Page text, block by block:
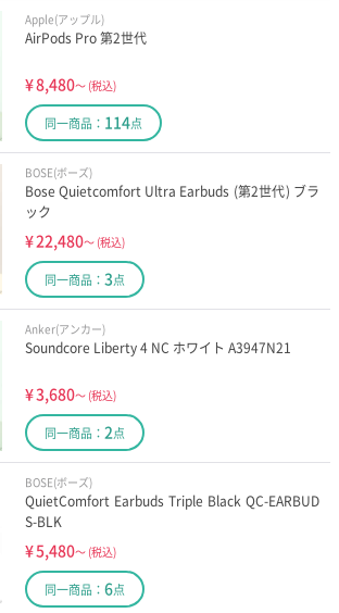
Apple(アップル)
AirPods Pro 第2世代
¥8,480～ (税込)
同一商品： 114点
BOSE(ボーズ)
Bose Quietcomfort Ultra Earbuds (第2世代) ブラ
ック
¥22,480～ (税込)
同一商品： 3点
Anker(アンカー)
Soundcore Liberty 4 NC ホワイト A3947N21
¥3,680～ (税込)
同一商品： 2点
BOSE(ボーズ)
QuietComfort Earbuds Triple Black QC-EARBUD
S-BLK
¥5,480～ (税込)
同一商品： 6点